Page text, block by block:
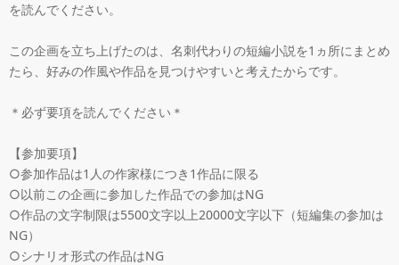
を読んでください。
この企画を立ち上げたのは、名刺代わりの短編小説を1ヵ所にまとめ
たら、好みの作風や作品を見つけやすいと考えたからです。
＊必ず要項を読んでください＊
【参加要項】
○参加作品は1人の作家様につき1作品に限る
○以前この企画に参加した作品での参加はNG
○作品の文字制限は5500文字以上20000文字以下（短編集の参加は
NG）
○シナリオ形式の作品はNG